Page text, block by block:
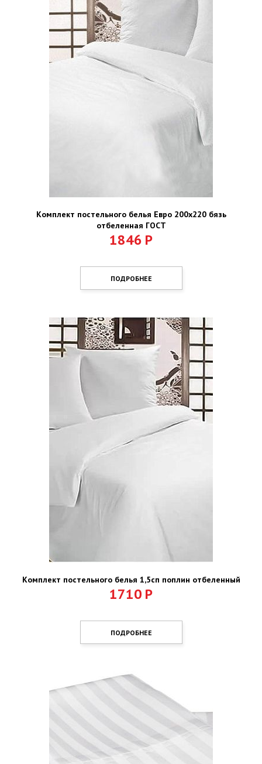
Комплект постельного белья Евро 200х220 бязь
отбеленная ГОСТ
1846 Р
ПОДРОБНЕЕ
Комплект постельного белья 1,5сп поплин отбеленный
1710 Р
ПОДРОБНЕЕ